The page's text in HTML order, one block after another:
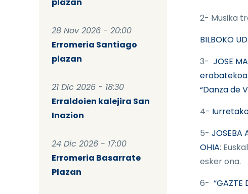
plazan
28 Nov 2026 - 20:00
Erromeria Santiago
plazan
21 Dic 2026 - 18:30
Erraldoien kalejira San
Inazion
24 Dic 2026 - 17:00
Erromeria Basarrate
Plazan
2- Musika
BILBOKO
3- JOSE
“Danza de
4-
5- JOSEBA
OHIA:
esker ona.
6- “GAZTE